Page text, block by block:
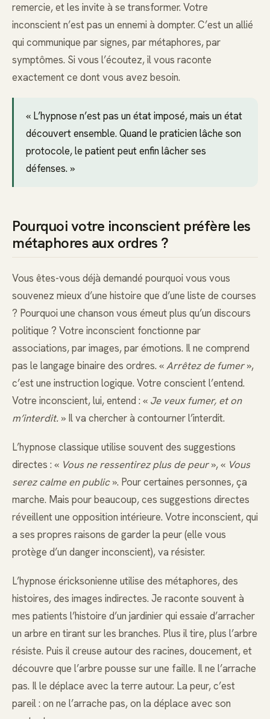
remercie, et les invite à se transformer. Votre
inconscient n’est pas un ennemi à dompter. C’est un allié
qui communique par signes, par métaphores, par
symptômes. Si vous l’écoutez, il vous raconte
exactement ce dont vous avez besoin.
« L’hypnose n’est pas un état imposé, mais un état
découvert ensemble. Quand le praticien lâche son
protocole, le patient peut enfin lâcher ses
défenses. »
Pourquoi votre inconscient préfère les
métaphores aux ordres ?
Vous êtes-vous déjà demandé pourquoi vous vous
souvenez mieux d’une histoire que d’une liste de courses
? Pourquoi une chanson vous émeut plus qu’un discours
politique ? Votre inconscient fonctionne par
associations, par images, par émotions. Il ne comprend
pas le langage binaire des ordres. «Arrêtez de fumer»,
c’est une instruction logique. Votre conscient l’entend.
Votre inconscient, lui, entend : « Je veux fumer, et on
m’interdit. » Il va chercher à contourner l’interdit.
L’hypnose classique utilise souvent des suggestions
directes : « Vous ne ressentirez plus de peur», « Vous
serez calme en public». Pour certaines personnes, ça
marche. Mais pour beaucoup, ces suggestions directes
réveillent une opposition intérieure. Votre inconscient, qui
a ses propres raisons de garder la peur (elle vous
protège d’un danger inconscient), va résister.
L’hypnose éricksonienne utilise des métaphores, des
histoires, des images indirectes. Je raconte souvent à
mes patients l’histoire d’un jardinier qui essaie d’arracher
un arbre en tirant sur les branches. Plus il tire, plus l’arbre
résiste. Puis il creuse autour des racines, doucement, et
découvre que l’arbre pousse sur une faille. Il ne l’arrache
pas. Il le déplace avec la terre autour. La peur, c’est
pareil : on ne l’arrache pas, on la déplace avec son